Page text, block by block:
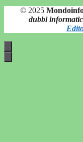
© 2025
dubbi